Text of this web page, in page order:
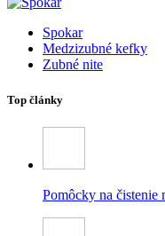
Spokar
Medzizubné kefky
Zubné nite
Top články
Pomôcky na čistenie